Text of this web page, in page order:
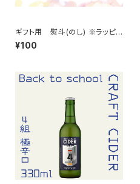
ギフト用 熨斗(のし) ※ラッピン
グ(のし紙)をご希望の方はこち
らからお選びいただき、併せてご
¥100